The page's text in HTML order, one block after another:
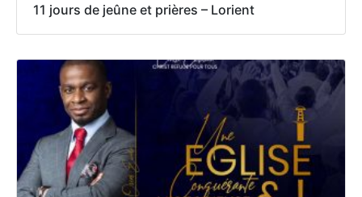
11 jours de jeûne et prières – Lorient